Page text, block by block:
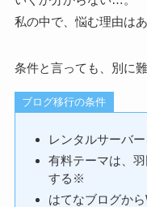
私の中で、悩む理由は
条件と言っても、別に
ブログ移行の条件
レンタルサーバ
有料テーマは、
する※
はてなブログか